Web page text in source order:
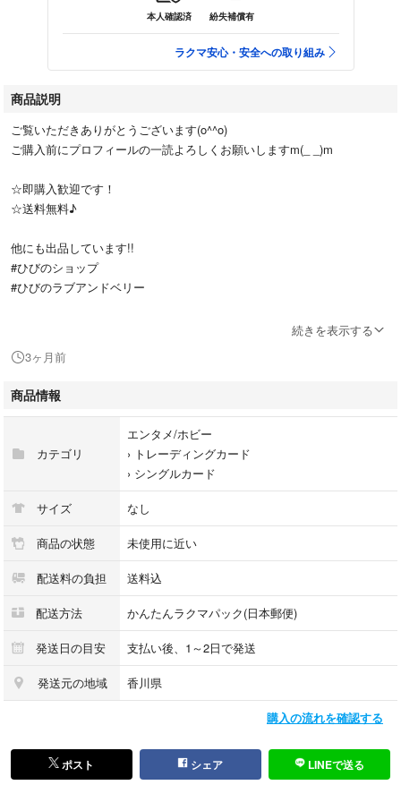
本人確認済 紛失補償有
ラクマ安心・安全への取り組み
商品説明
ご覧いただきありがとうございます(o^^o)
ご購入前にプロフィールの一読よろしくお願いしますm(_ _)m
☆即購入歓迎です！
☆送料無料♪
他にも出品しています!!
#ひびのショップ
#ひびのラブアンドベリー
幼少期に遊んでいた物になりますのでキズ、汚れ、スレ等は少々ございま
す。
状態は写真にてご確認をお願いいたします。
カードフォルダーに入れ、暗所で保管しておりましたが素人保管であるこ
とご承知おきください。
折れ・防水対策をして、発送いたします。
他に出品をしているカードとまとめてのご購入の場合は少々お値下げも可
能ですので、コメントいただければと思います。
種別···シングルカード 1枚
続きを表示する
3ヶ月前
商品情報
カテゴリ
エンタメ/ホビー
› トレーディングカード
› シングルカード
サイズ なし
商品の状態 未使用に近い
配送料の負担 送料込
配送方法 かんたんラクマパック(日本郵便)
発送日の目安 支払い後、1～2日で発送
発送元の地域 香川県
購入の流れを確認する
ポスト シェア LINEで送る